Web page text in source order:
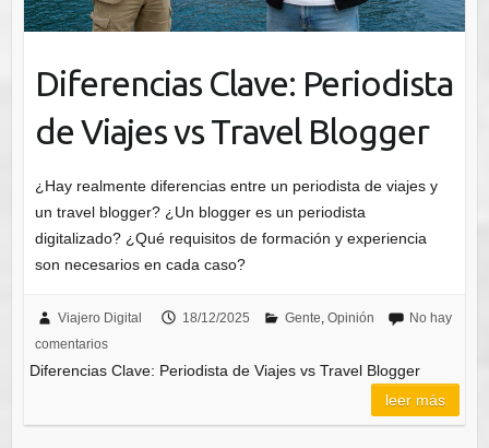
Diferencias Clave: Periodista
de Viajes vs Travel Blogger
¿Hay realmente diferencias entre un periodista de viajes y
un travel blogger? ¿Un blogger es un periodista
digitalizado? ¿Qué requisitos de formación y experiencia
son necesarios en cada caso?
Viajero Digital 18/12/2025 Gente Opinión
No hay
comentarios
Diferencias Clave: Periodista de Viajes vs Travel Blogger
leer más